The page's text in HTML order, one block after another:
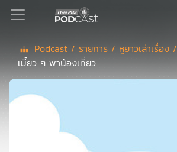
Podcast
Podcast / รายการ / หูยาวเล่าเรื่อง /
เมี้ยว ๆ พาน้องเที่ยว